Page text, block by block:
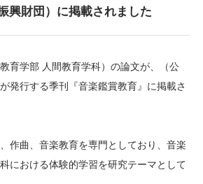
興財団）に掲載されました
育学部 人間教育学科）の論文が、（公
発行する季刊『音楽鑑賞教育』に掲載さ
作曲、音楽教育を専門としており、音楽
における体験的学習を研究テーマとして